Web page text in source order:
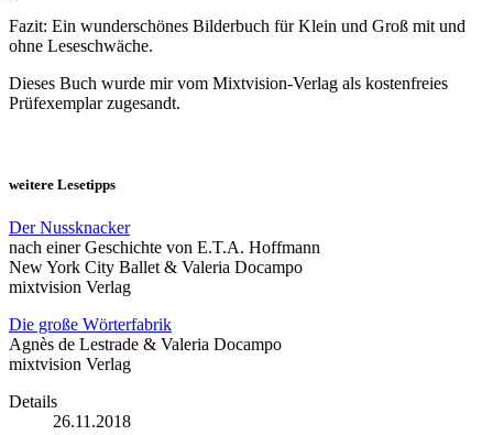
Fazit: Ein wunderschönes Bilderbuch für Klein und Groß mit und
ohne Leseschwäche.
Dieses Buch wurde mir vom Mixtvision-Verlag als kostenfreies
Prüfexemplar zugesandt.
weitere Lesetipps
Der Nussknacker
nach einer Geschichte von E.T.A. Hoffmann
New York City Ballet & Valeria Docampo
mixtvision Verlag
Die große Wörterfabrik
Agnès de Lestrade & Valeria Docampo
mixtvision Verlag
Details
26.11.2018